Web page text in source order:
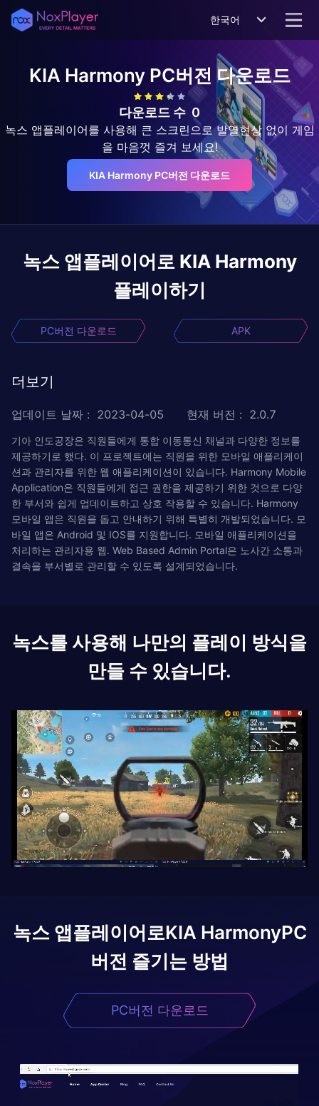
한국어
KIA HarmonyPC버전 다운로드
다운로드 수 0
녹스 앱플레이어를 사용해 큰 스크린으로 발열현상 없이 게임
을 마음껏 즐겨 보세요!
KIA Harmony PC버전 다운로드
녹스 앱플레이어로 KIA Harmony
플레이하기
PC버전 다운로드 APK
더보기
업데이트 날짜 : 2023-04-05 현재 버전 : 2.0.7
기아 인도공장은 직원들에게 통합 이동통신 채널과 다양한 정보를
제공하기로 했다. 이 프로젝트에는 직원을 위한 모바일 애플리케이
션과 관리자를 위한 웹 애플리케이션이 있습니다. Harmony Mobile
Application은 직원들에게 접근 권한을 제공하기 위한 것으로 다양
한 부서와 쉽게 업데이트하고 상호 작용할 수 있습니다. Harmony
모바일 앱은 직원을 돕고 안내하기 위해 특별히 개발되었습니다. 모
바일 앱은 Android 및 IOS를 지원합니다. 모바일 애플리케이션을
처리하는 관리자용 웹. Web Based Admin Portal은 노사간 소통과
결속을 부서별로 관리할 수 있도록 설계되었습니다.
녹스를 사용해 나만의 플레이 방식을
만들 수 있습니다.
녹스 앱플레이어로KIA HarmonyPC
버전 즐기는 방법
PC버전 다운로드